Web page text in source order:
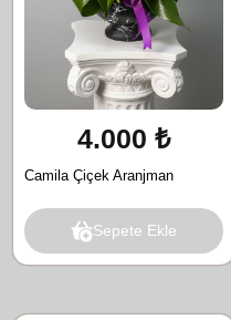
4.000 ₺
Camila Çiçek Aranjman
Sepete Ekle